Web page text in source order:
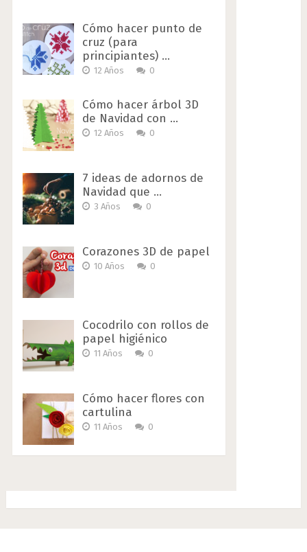
Cómo hacer punto de
cruz (para
principiantes) …
12 Años 0
Cómo hacer árbol 3D
de Navidad con …
12 Años 0
7 ideas de adornos de
Navidad que …
3 Años 0
Corazones 3D de papel
10 Años 0
Cocodrilo con rollos de
papel higiénico
11 Años 0
Cómo hacer flores con
cartulina
11 Años 0